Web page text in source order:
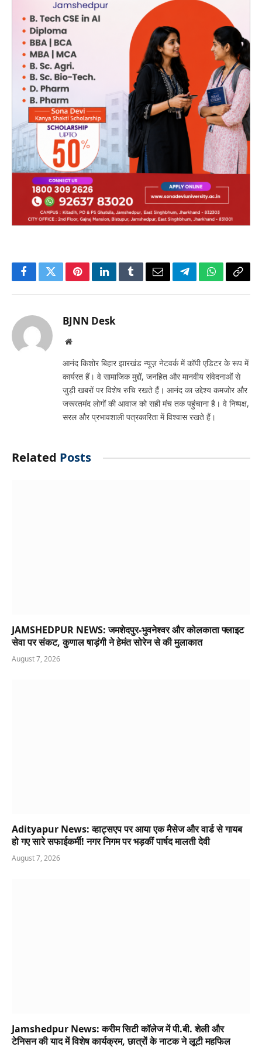
FacebookTwitterPinterestLinkedInTumblrEmailTelegramWhatsApp
Copy
BJNN Desk
Website
आनंद किशोर बिहार झारखंड न्यूज़ नेटवर्क में कॉपी एडिटर के रूप में
कार्यरत हैं। वे सामाजिक मुद्दों, जनहित और मानवीय संवेदनाओं से
जुड़ी खबरों पर विशेष रुचि रखते हैं। आनंद का उद्देश्य कमजोर और
जरूरतमंद लोगों की आवाज को सही मंच तक पहुंचाना है। वे निष्पक्ष,
सरल और प्रभावशाली पत्रकारिता में विश्वास रखते हैं।
Related Posts
JAMSHEDPUR NEWS: जमशेदपुर-भुवनेश्वर और कोलकाता फ्लाइट
सेवा पर संकट, कुणाल षाड़ंगी ने हेमंत सोरेन से की मुलाकात
August 7, 2026
Adityapur News: व्हाट्सएप पर आया एक मैसेज और वार्ड से गायब
हो गए सारे सफाईकर्मी! नगर निगम पर भड़कीं पार्षद मालती देवी
August 7, 2026
Jamshedpur News: करीम सिटी कॉलेज में पी.बी. शेली और
टेनिसन की याद में विशेष कार्यक्रम, छात्रों के नाटक ने लूटी महफिल